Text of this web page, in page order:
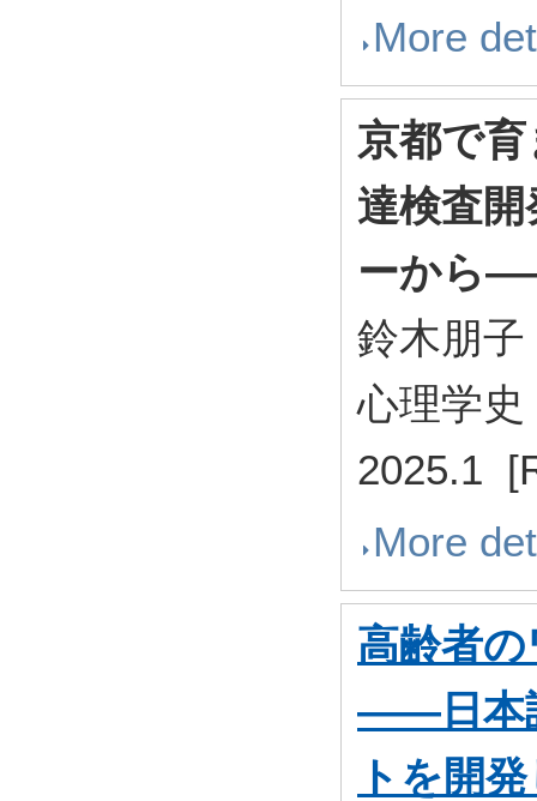
More
京都で
達検査
ーから
鈴木朋子
心理学
2025.1
More
高齢者
――日本
トを開